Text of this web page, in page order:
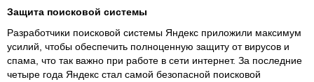
Защита поисковой системы
Разработчики поисковой системы Яндекс приложили максимум
усилий, чтобы обеспечить полноценную защиту от вирусов и
спама, что так важно при работе в сети интернет. За последние
четыре года Яндекс стал самой безопасной поисковой